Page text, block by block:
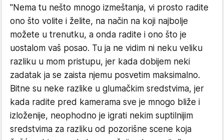
"Nema tu nešto mnogo izmeštanja, vi prosto radite
ono što volite i želite, na način na koji najbolje
možete u trenutku, a onda radite i ono što je
uostalom vaš posao. Tu ja ne vidim ni neku veliku
razliku u mom pristupu, jer kada dobijem neki
zadatak ja se zaista njemu posvetim maksimalno.
Bitne su neke razlike u glumačkim sredstvima, jer
kada radite pred kamerama sve je mnogo bliže i
izloženije, neophodno je igrati nekim suptilnijim
sredstvima za razliku od pozorišne scene koja